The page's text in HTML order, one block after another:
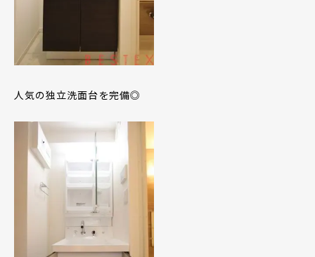
人気の独立洗面台を完備◎